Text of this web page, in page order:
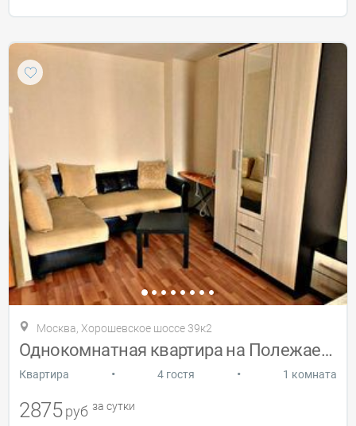
Москва, Хорошевское шоссе 39к2
Однокомнатная квартира на Полежаевской
Квартира • 4 гостя • 1 комната
2875 руб за сутки